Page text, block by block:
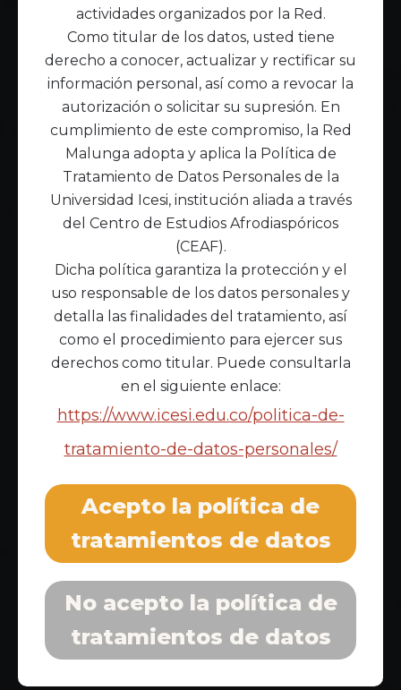
actividades organizados por la Red.
Como titular de los datos, usted tiene
derecho a conocer, actualizar y rectificar su
información personal, así como a revocar la
autorización o solicitar su supresión. En
cumplimiento de este compromiso, la Red
Malunga adopta y aplica la Política de
Tratamiento de Datos Personales de la
Universidad Icesi, institución aliada a través
del Centro de Estudios Afrodiaspóricos
(CEAF).
Dicha política garantiza la protección y el
uso responsable de los datos personales y
detalla las finalidades del tratamiento, así
como el procedimiento para ejercer sus
derechos como titular. Puede consultarla
en el siguiente enlace:
https://www.icesi.edu.co/politica-de-
tratamiento-de-datos-personales/
Acepto la política de
tratamientos de datos
No acepto la política de
tratamientos de datos